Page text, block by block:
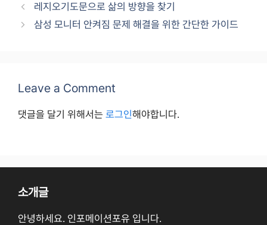
레지오기도문으로 삶의 방향을 찾기
삼성 모니터 안켜짐 문제 해결을 위한 간단한 가이드
Leave a Comment
댓글을 달기 위해서는 로그인해야합니다.
소개글
안녕하세요. 인포메이션포유 입니다.